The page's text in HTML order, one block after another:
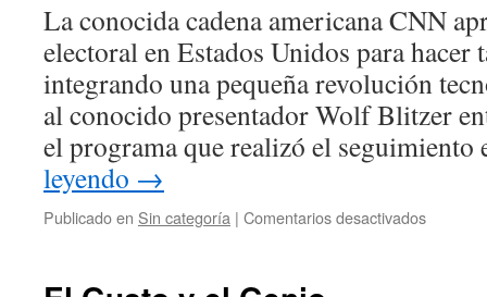
La conocida cadena americana CNN
electoral en Estados Unidos para
integrando una pequeña revolución
al conocido presentador Wolf Blitzer
el programa que realizó el
leyendo →
Publicado en Sin categoría | Comentarios desactivadosen